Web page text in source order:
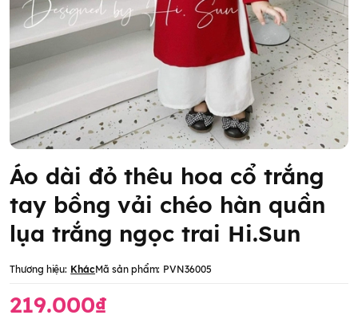
Áo dài đỏ thêu hoa cổ trắng
tay bồng vải chéo hàn quần
lụa trắng ngọc trai Hi.Sun
Thương hiệu: KhácMã sản phẩm: PVN36005
219.000₫